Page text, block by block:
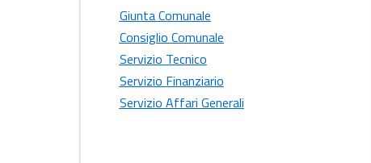
Giunta Comunale
Consiglio Comunale
Servizio Tecnico
Servizio Finanziario
Servizio Affari Generali